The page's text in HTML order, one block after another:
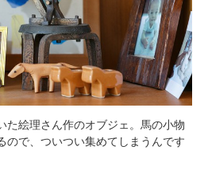
た絵理さん作のオブジェ。馬の小物
ので、ついつい集めてしまうんです